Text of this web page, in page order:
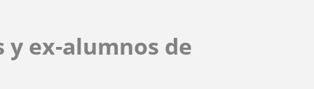
y ex-alumnos de